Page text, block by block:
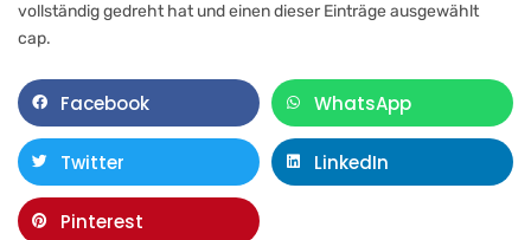
vollständig gedreht hat und einen dieser Einträge ausgewählt
cap.
Facebook WhatsApp
Twitter LinkedIn
Pinterest